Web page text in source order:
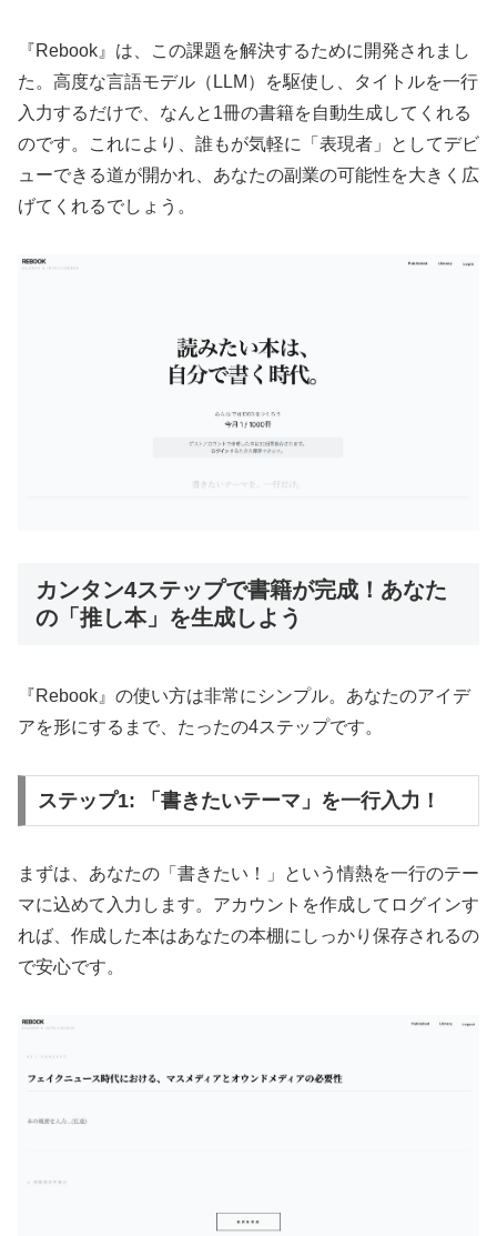
『Rebook』は、この課題を解決するために開発されまし
た。高度な言語モデル（LLM）を駆使し、タイトルを一行
入力するだけで、なんと1冊の書籍を自動生成してくれる
のです。これにより、誰もが気軽に「表現者」としてデビ
ューできる道が開かれ、あなたの副業の可能性を大きく広
げてくれるでしょう。
カンタン4ステップで書籍が完成！あなた
の「推し本」を生成しよう
『Rebook』の使い方は非常にシンプル。あなたのアイデ
アを形にするまで、たったの4ステップです。
ステップ1: 「書きたいテーマ」を一行入力！
まずは、あなたの「書きたい！」という情熱を一行のテー
マに込めて入力します。アカウントを作成してログインす
れば、作成した本はあなたの本棚にしっかり保存されるの
で安心です。